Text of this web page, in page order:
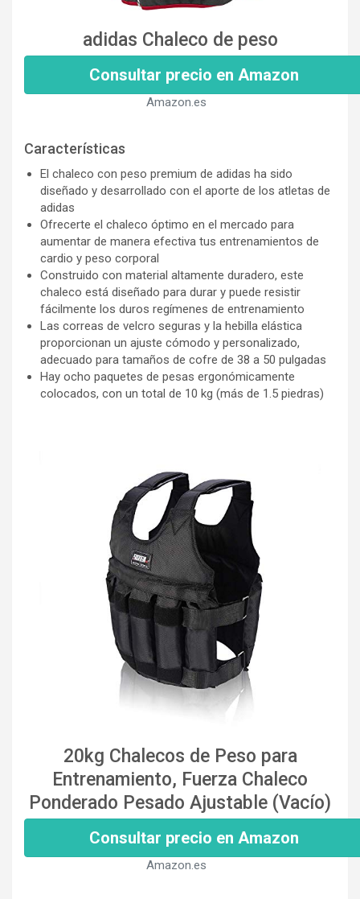
adidas Chaleco de peso
Consultar precio en Amazon
Amazon.es
Características
El chaleco con peso premium de adidas ha sido
diseñado y desarrollado con el aporte de los atletas de
adidas
Ofrecerte el chaleco óptimo en el mercado para
aumentar de manera efectiva tus entrenamientos de
cardio y peso corporal
Construido con material altamente duradero, este
chaleco está diseñado para durar y puede resistir
fácilmente los duros regímenes de entrenamiento
Las correas de velcro seguras y la hebilla elástica
proporcionan un ajuste cómodo y personalizado,
adecuado para tamaños de cofre de 38 a 50 pulgadas
Hay ocho paquetes de pesas ergonómicamente
colocados, con un total de 10 kg (más de 1.5 piedras)
20kg Chalecos de Peso para
Entrenamiento, ​Fuerza Chaleco
Ponderado Pesado Ajustable (Vacío)
Consultar precio en Amazon
Amazon.es